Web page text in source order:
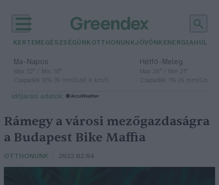
KERTEM EGÉSZSÉGÜNK OTTHONUNKJÖVŐNK ENERGIA
Ma– Napos
Max 32° / Min 18°
Csapadék: 0% (0 mm)Szél: 6 km/h
Hétfő– Meleg
Max 36° / Min 21°
Csapadék: 1% (0 mm)Szél: 7
időjárási adatok:
Rámegy a városi mezőgazdaságra
a Budapest Bike Maffia
OTTHONUNK 2022.02.04